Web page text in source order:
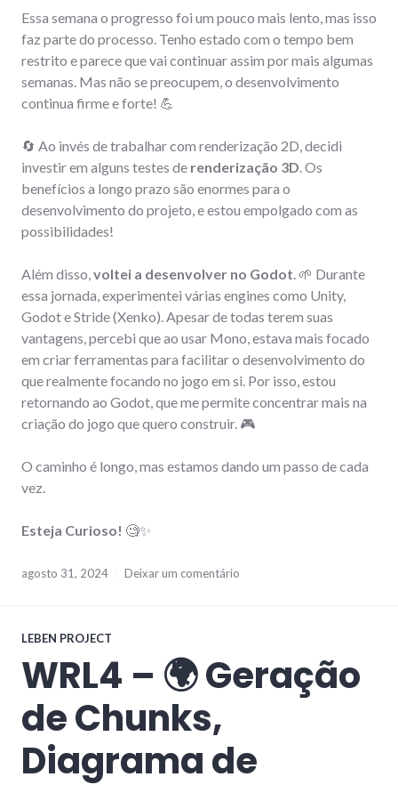
Essa semana o progresso foi um pouco mais lento, mas isso
faz parte do processo. Tenho estado com o tempo bem
restrito e parece que vai continuar assim por mais algumas
semanas. Mas não se preocupem, o desenvolvimento
continua firme e forte! 💪
🔄 Ao invés de trabalhar com renderização 2D, decidi
investir em alguns testes de renderização 3D. Os
benefícios a longo prazo são enormes para o
desenvolvimento do projeto, e estou empolgado com as
possibilidades!
Além disso,voltei a desenvolver no Godot. 🌱 Durante
essa jornada, experimentei várias engines como Unity,
Godot e Stride (Xenko). Apesar de todas terem suas
vantagens, percebi que ao usar Mono, estava mais focado
em criar ferramentas para facilitar o desenvolvimento do
que realmente focando no jogo em si. Por isso, estou
retornando ao Godot, que me permite concentrar mais na
criação do jogo que quero construir. 🎮
O caminho é longo, mas estamos dando um passo de cada
vez.
Esteja Curioso! 🧐✨
agosto 31, 2024 Deixar um comentário
LEBEN PROJECT
WRL4 – 🌍 Geração
de Chunks,
Diagrama de